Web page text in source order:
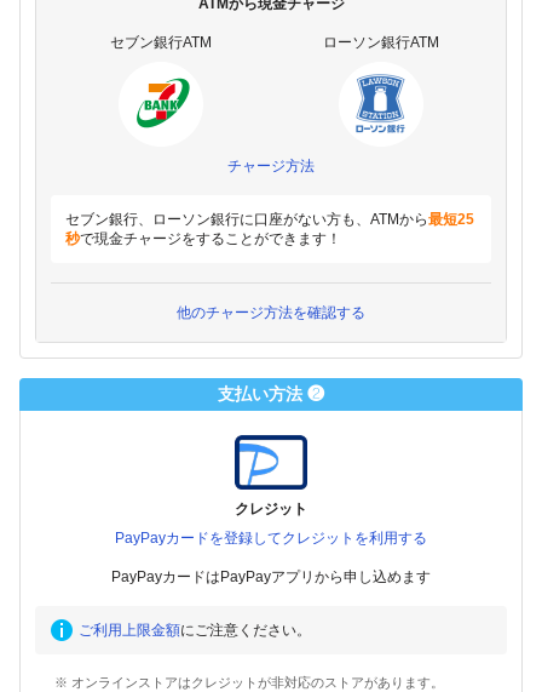
ATMから現金チャージ
セブン銀行ATM ローソン銀行ATM
チャージ方法
セブン銀行、ローソン銀行に口座がない方も、ATMから最短25
秒で現金チャージをすることができます！
他のチャージ方法を確認する
支払い方法 ❷
クレジット
PayPayカードを登録してクレジットを利用する
PayPayカードはPayPayアプリから申し込めます
ご利用上限金額にご注意ください。
※ オンラインストアはクレジットが非対応のストアがあります。